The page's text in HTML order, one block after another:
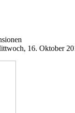
16. Oktober